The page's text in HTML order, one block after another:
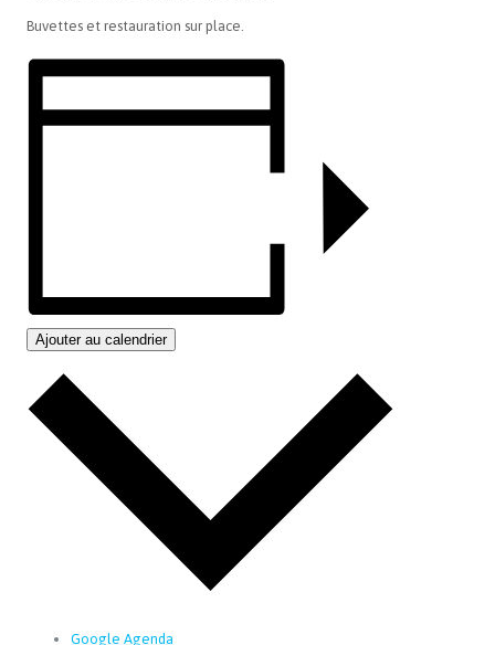
Buvettes et restauration sur place.
Ajouter au calendrier
Google Agenda